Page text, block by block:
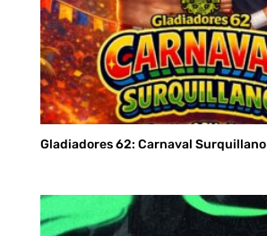
Gladiadores 62: Carnaval Surquillano